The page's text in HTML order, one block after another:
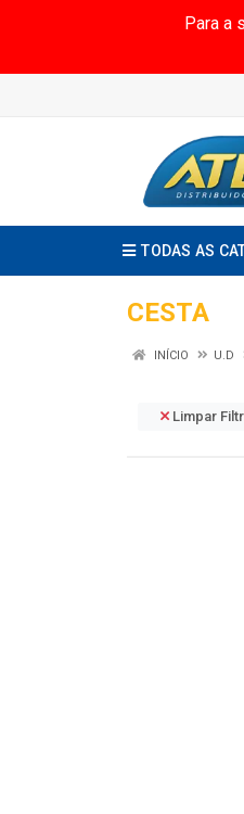
Para a
TODAS AS
CESTA
INÍCIO U.D
Limpar